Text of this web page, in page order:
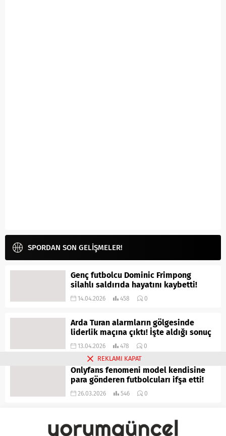
SPORDAN SON GELİŞMELER!
Genç futbolcu Dominic Frimpong
silahlı saldırıda hayatını kaybetti!
14.04.2026 458 0
Arda Turan alarmların gölgesinde
liderlik maçına çıktı! İşte aldığı sonuç
13.04.2026 478 0
Onlyfans fenomeni model kendisine
para gönderen futbolcuları ifşa etti!
26.03.2026 546 0
REKLAMI KAPAT